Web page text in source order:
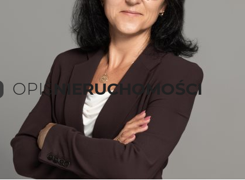
OPIS NIERUCHOMOŚCI
OFERTY
sprzeda ż mieszkanie o powierzchni 50 m ², zlokalizowane w
ul. Szosa Bydgoska w Łochowie. Lokal znajduje się w